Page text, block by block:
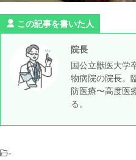
この記事を書いた人
院長
国公立獣医大
物病院の院長。
防医療〜高度医
る。
-